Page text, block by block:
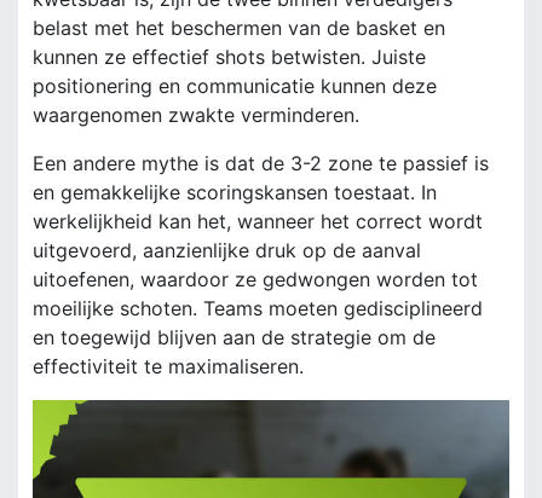
belast met het beschermen van de basket en
kunnen ze effectief shots betwisten. Juiste
positionering en communicatie kunnen deze
waargenomen zwakte verminderen.
Een andere mythe is dat de 3-2 zone te passief is
en gemakkelijke scoringskansen toestaat. In
werkelijkheid kan het, wanneer het correct wordt
uitgevoerd, aanzienlijke druk op de aanval
uitoefenen, waardoor ze gedwongen worden tot
moeilijke schoten. Teams moeten gedisciplineerd
en toegewijd blijven aan de strategie om de
effectiviteit te maximaliseren.